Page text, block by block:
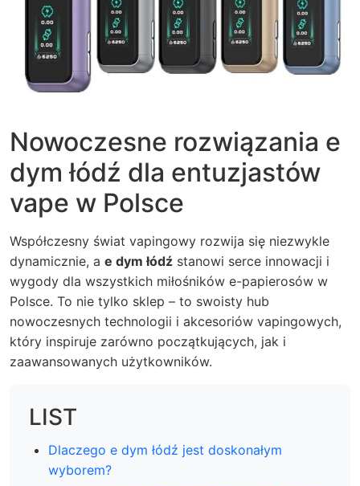
Nowoczesne rozwiązania e
dym łódź dla entuzjastów
vape w Polsce
Współczesny świat vapingowy rozwija się niezwykle
dynamicznie, a e dym łódź stanowi serce innowacji i
wygody dla wszystkich miłośników e-papierosów w
Polsce. To nie tylko sklep – to swoisty hub
nowoczesnych technologii i akcesoriów vapingowych,
który inspiruje zarówno początkujących, jak i
zaawansowanych użytkowników.
LIST
Dlaczego e dym łódź jest doskonałym
wyborem?